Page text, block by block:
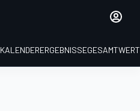
KALENDERERGEBNISSE